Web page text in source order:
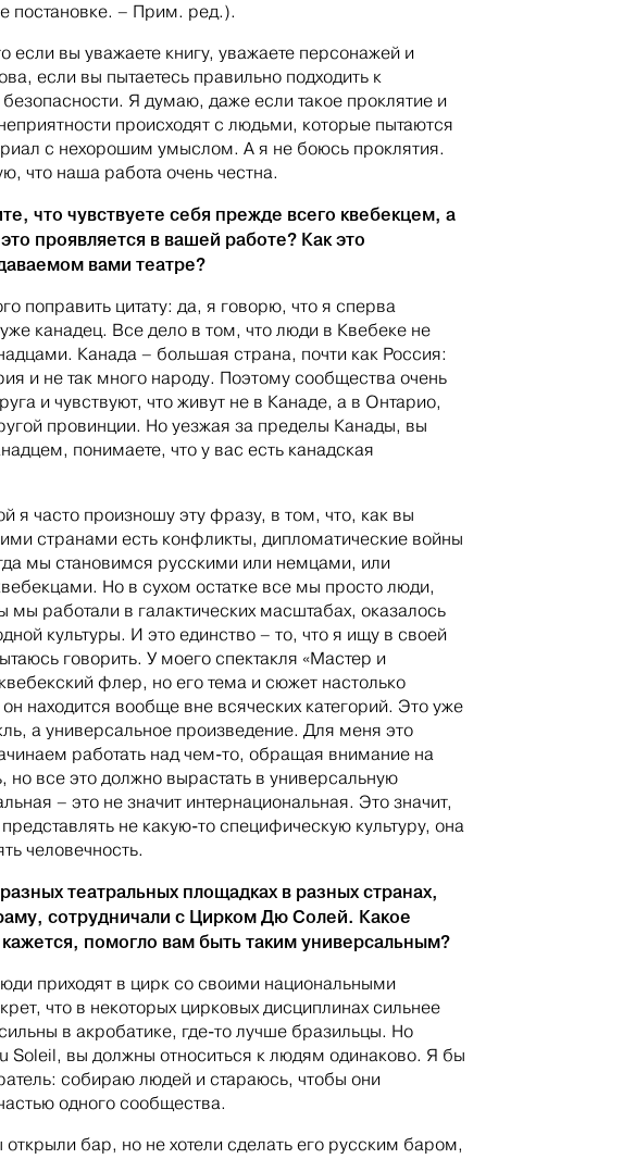
постановке. – Прим. ред.).
если вы уважаете книгу, уважаете персонажей и
если вы пытаетесь правильно подходить к
Я думаю, даже если такое проклятие и
происходят с людьми, которые пытаются
с нехорошим умыслом. А я не боюсь проклятия.
что наша работа очень честна.
что чувствуете себя прежде всего квебекцем, а
проявляется в вашей работе? Как это
вами театре?
поправить цитату: да, я говорю, что я сперва
канадец. Все дело в том, что люди в Квебеке не
Канада – большая страна, почти как Россия:
и не так много народу. Поэтому сообщества очень
и чувствуют, что живут не в Канаде, а в Онтарио,
провинции. Но уезжая за пределы Канады, вы
понимаете, что у вас есть канадская
я часто произношу эту фразу, в том, что, как вы
странами есть конфликты, дипломатические войны
мы становимся русскими или немцами, или
Но в сухом остатке все мы просто люди,
работали в галактических масштабах, оказалось
культуры. И это единство – то, что я ищу в своей
говорить. У моего спектакля «Мастер и
флер, но его тема и сюжет настолько
находится вообще вне всяческих категорий. Это уже
а универсальное произведение. Для меня это
работать над чем‑то, обращая внимание на
но все это должно вырастать в универсальную
– это не значит интернациональная. Это значит,
не какую‑то специфическую культуру, она
человечность.
театральных площадках в разных странах,
сотрудничали с Цирком Дю Солей. Какое
кажется, помогло вам быть таким универсальным?
приходят в цирк со своими национальными
что в некоторых цирковых дисциплинах сильнее
в акробатике, где‑то лучше бразильцы. Но
Soleil, вы должны относиться к людям одинаково. Я бы
собираю людей и стараюсь, чтобы они
одного сообщества.
бар, но не хотели сделать его русским баром,